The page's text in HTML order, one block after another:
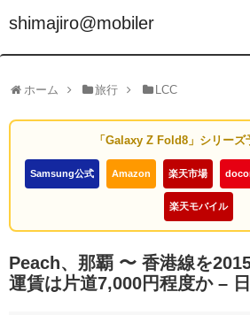
shimajiro@mobiler
ホーム 旅行 LCC
「Galaxy Z Fold8」シリーズ
Samsung公式 Amazon 楽天市場
楽天モバイル
Peach、那覇 〜 香港線を
運賃は片道7,000円程度か –